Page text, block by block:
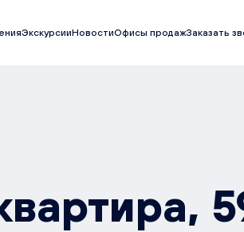
ЭкскурсииНовостиОфисы продажЗаказать